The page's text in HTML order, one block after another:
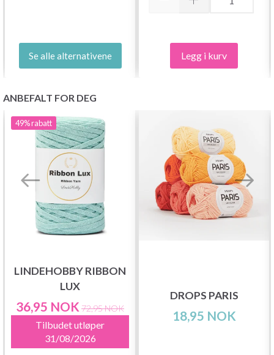
Se alle alternativene Legg i kurv
ANBEFALT FOR DEG
49%rabatt
LINDEHOBBY RIBBON
LUX
36,95 NOK 72,95 NOK
Tilbudet utløper
31/08/2026
DROPS PARIS
18,95 NOK